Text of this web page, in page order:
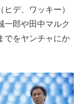
デ、ワッキー）
一郎や田中マルク
でをヤンチャにか